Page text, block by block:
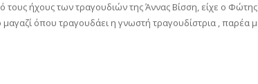
τους ήχους των τραγουδιών της Άννας Βίσση, είχε ο
όπου τραγουδάει η γνωστή τραγουδίστρια , παρέα